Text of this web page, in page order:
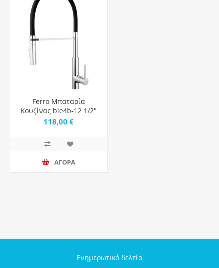
Ferro Μπαταρία
Κουζίνας ble4b-12 1/2"
libretto
118,00 €
ΑΓΟΡΑ
Ενημερωτικό δελτίο